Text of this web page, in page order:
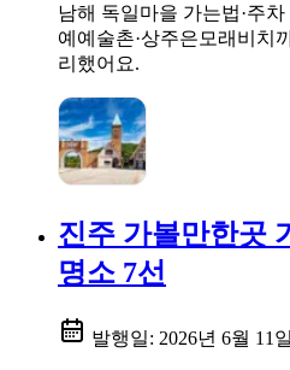
남해 독일마을 가는법·주
예예술촌·상주은모래비치
리했어요.
진주 가볼만한곳
명소 7선
발행일: 2026년 6월 11일